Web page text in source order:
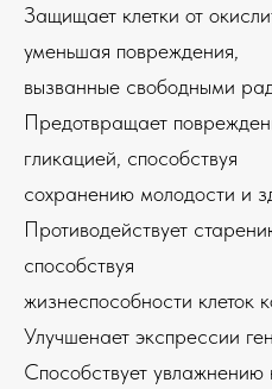
Защищает клетки от
уменьшая повреждения,
вызванные свободными
Предотвращает
гликацией, способствуя
сохранению молодости и
Противодействует
способствуя
жизнеспособности клеток
Улучшенает экспрессии
Способствует